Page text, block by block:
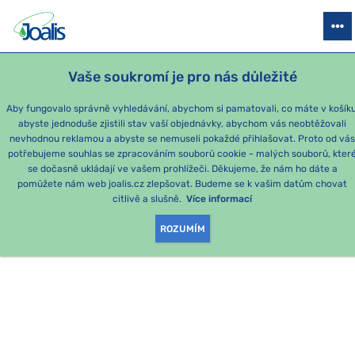
Vaše soukromí je pro nás důležité
Aby fungovalo správně vyhledávání, abychom si pamatovali, co máte v
abyste jednoduše zjistili stav vaší objednávky, abychom vás neobtěžovali
nevhodnou reklamou a abyste se nemuseli pokaždé přihlašovat. Proto od vás
potřebujeme souhlas se zpracováním souborů cookie - malých souborů,
se dočasně ukládají ve vašem prohlížeči. Děkujeme, že nám ho dáte a
pomůžete nám web joalis.cz zlepšovat. Budeme se k vašim datům chovat
citlivě a slušně. Více informací
ROZUMÍM
PRODUKTY PODLE OBTÍŽÍ SEZÓNNÍ BALÍČKY PRO DĚTI
e-shop Joalis
OMLOUVÁME SE, ALE
TATO STRÁNKA
NEEXISTUJE.